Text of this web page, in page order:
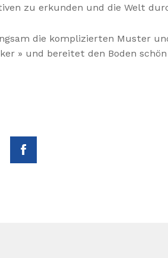
zu erkunden und die Welt
die komplizierten Muster
» und bereitet den Boden